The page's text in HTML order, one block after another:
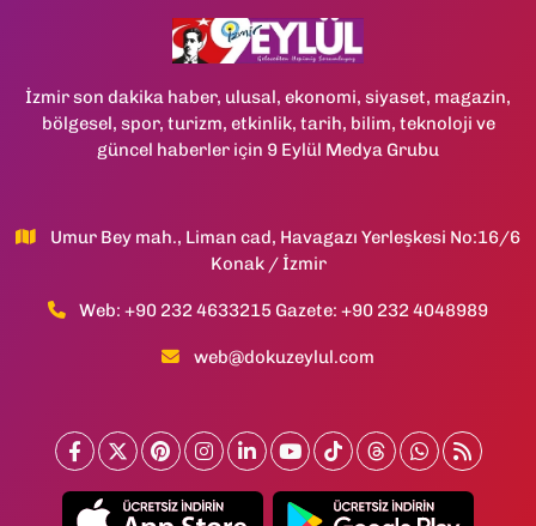
İzmir son dakika haber, ulusal, ekonomi, siyaset, magazin,
bölgesel, spor, turizm, etkinlik, tarih, bilim, teknoloji ve
güncel haberler için 9 Eylül Medya Grubu
Umur Bey mah., Liman cad, Havagazı Yerleşkesi No:16/6
Konak / İzmir
Web: +90 232 4633215 Gazete: +90 232 4048989
web@dokuzeylul.com